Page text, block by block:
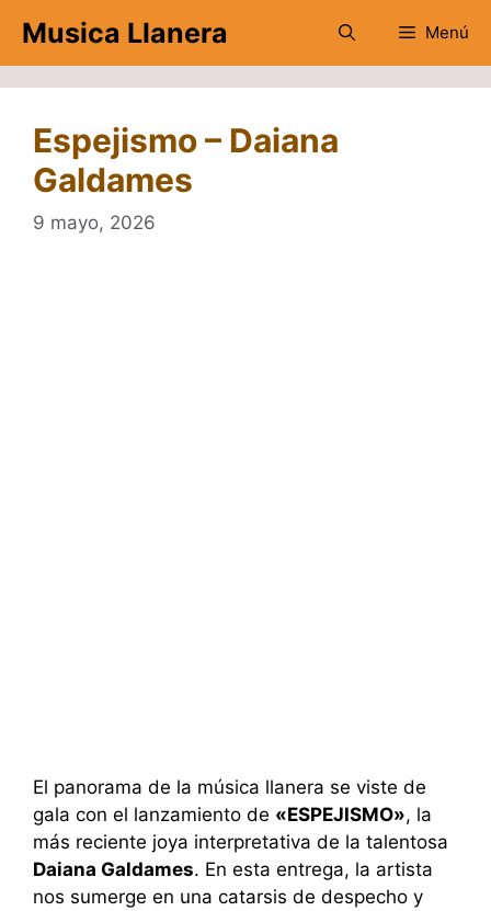
contenido
Musica Llanera Menú
Espejismo – Daiana
Galdames
9 mayo, 2026
El panorama de la música llanera se viste de
gala con el lanzamiento de «ESPEJISMO», la
más reciente joya interpretativa de la talentosa
Daiana Galdames. En esta entrega, la artista
nos sumerge en una catarsis de despecho y